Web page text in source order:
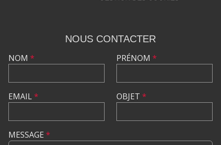
NOUS CONTACTER
NOM *
EMAIL*
PRÉNOM *
OBJET *
MESSAGE *